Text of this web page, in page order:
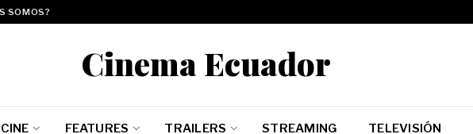
SOMOS?
Cinema Ecuador
CINE FEATURES TRAILERS STREAMING TELEVISIÓN